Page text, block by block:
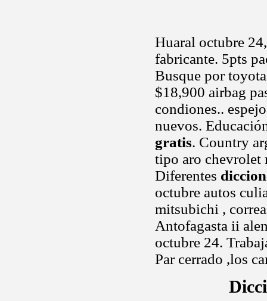
Huaral octubre
fabricante. 5pts
Busque por
$18,900 airbag
condiones..
nuevos.
gratis. Country
tipo aro chevrolet
Diferentes
octubre autos
mitsubichi ,
Antofagasta ii
octubre 24.
Par cerrado ,los